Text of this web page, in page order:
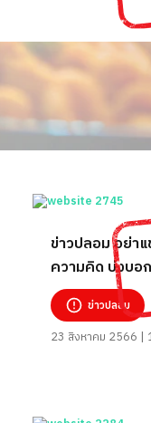
ข่าวปลอม อย่า
ความคิด บ่งบอ
เผาจนไขมันอุด
ข่าวปลอม
23 สิงหาคม 2566 |